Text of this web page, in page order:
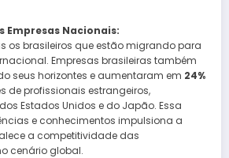
Empresas Nacionais:
os brasileiros que estão migrando para
Empresas brasileiras também
seus horizontes e aumentaram em 24%
de profissionais estrangeiros,
Estados Unidos e do Japão. Essa
e conhecimentos impulsiona a
a competitividade das
cenário global.